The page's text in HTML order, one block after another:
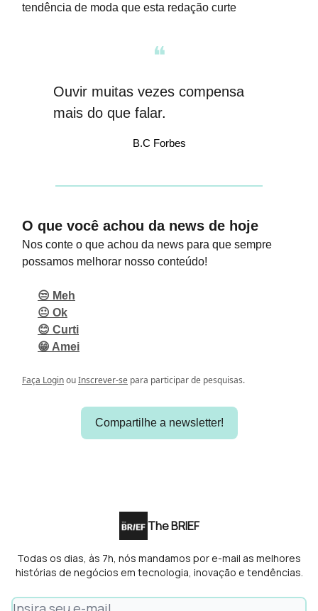
tendência de moda que esta redação curte
❝
Ouvir muitas vezes compensa
mais do que falar.
B.C Forbes
O que você achou da news de hoje
Nos conte o que achou da news para que sempre
possamos melhorar nosso conteúdo!
😒 Meh
😐 Ok
😊 Curti
😁 Amei
Faça LoginouInscrever-se para participar de pesquisas.
Compartilhe a newsletter!
The BRIEF
Todas os dias, às 7h, nós mandamos por e-mail as melhores
histórias de negócios em tecnologia, inovação e tendências.